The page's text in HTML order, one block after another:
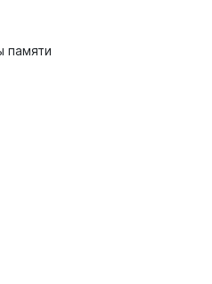
памяти